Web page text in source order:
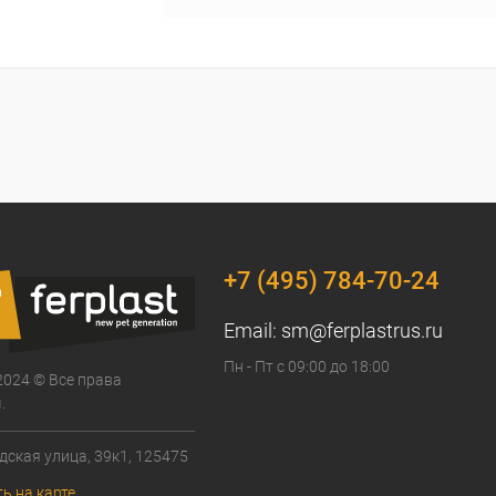
© Все права
улица, 39к1, 125475
+7 (495) 784-70-24
Email: sm@ferplastrus.ru
Пн - Пт с 09:00 до 18:00